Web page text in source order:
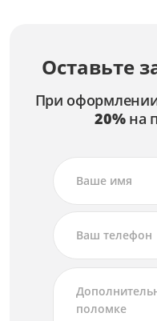
Ремонт лампы
Оставьте
При
20%на